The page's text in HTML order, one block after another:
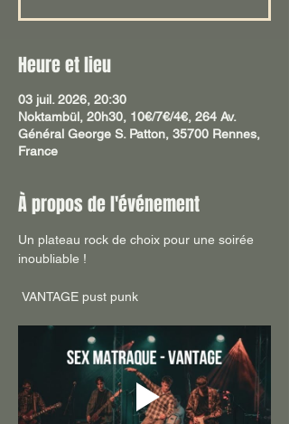
Heure et lieu
03 juil. 2026, 20:30
Noktambül, 20h30, 10€/7€/4€, 264 Av.
Général George S. Patton, 35700 Rennes,
France
À propos de l'événement
Un plateau rock de choix pour une soirée
inoubliable !
VANTAGE pust punk